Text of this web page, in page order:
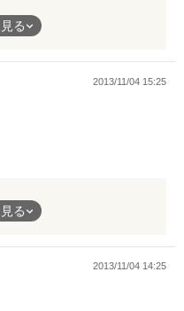
んでしまった主人公、春。
の子目線。
ができた。
重なっていく。
。
と…
る
2013/11/04 15:25
おめでとうございます。
る
2013/11/04 14:25